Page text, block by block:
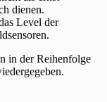
dienen.
Level der
in der Reihenfolge